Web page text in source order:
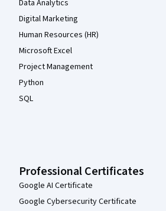
Data Analytics
Digital Marketing
Human Resources (HR)
Microsoft Excel
Project Management
Python
SQL
Professional Certificates
Google AI Certificate
Google Cybersecurity Certificate